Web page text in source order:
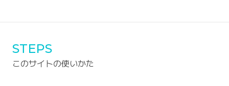
STEPS
このサイトの使いかた